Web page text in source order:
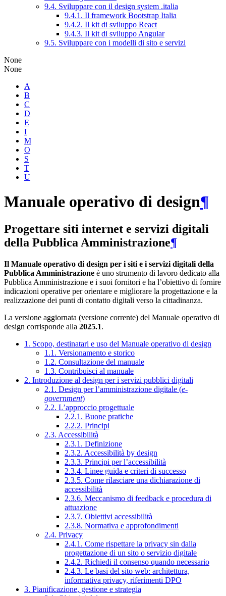
9.4. Sviluppare con il design system .italia
9.4.1. Il framework Bootstrap Italia
9.4.2. Il kit di sviluppo React
9.4.3. Il kit di sviluppo Angular
9.5. Sviluppare con i modelli di sito e servizi
None
None
A
B
C
D
E
I
M
O
S
T
U
Manuale operativo di design¶
Progettare siti internet e servizi digitali
della Pubblica Amministrazione¶
Il Manuale operativo di design per i siti e i servizi digitali della
Pubblica Amministrazione è uno strumento di lavoro dedicato alla
Pubblica Amministrazione e i suoi fornitori e ha l’obiettivo di fornire
indicazioni operative per orientare e migliorare la progettazione e la
realizzazione dei punti di contatto digitali verso la cittadinanza.
La versione aggiornata (versione corrente) del Manuale operativo di
design corrisponde alla 2025.1.
1. Scopo, destinatari e uso del Manuale operativo di design
1.1. Versionamento e storico
1.2. Consultazione del manuale
1.3. Contribuisci al manuale
2. Introduzione al design per i servizi pubblici digitali
2.1. Design per l’amministrazione digitale (e-
government)
2.2. L’approccio progettuale
2.2.1. Buone pratiche
2.2.2. Principi
2.3. Accessibilità
2.3.1. Definizione
2.3.2. Accessibilità by design
2.3.3. Principi per l’accessibilità
2.3.4. Linee guida e criteri di successo
2.3.5. Come rilasciare una dichiarazione di
accessibilità
2.3.6. Meccanismo di feedback e procedura di
attuazione
2.3.7. Obiettivi accessibilità
2.3.8. Normativa e approfondimenti
2.4. Privacy
2.4.1. Come rispettare la privacy sin dalla
progettazione di un sito o servizio digitale
2.4.2. Richiedi il consenso quando necessario
2.4.3. Le basi del sito web: architettura,
informativa privacy, riferimenti DPO
3. Pianificazione, gestione e strategia